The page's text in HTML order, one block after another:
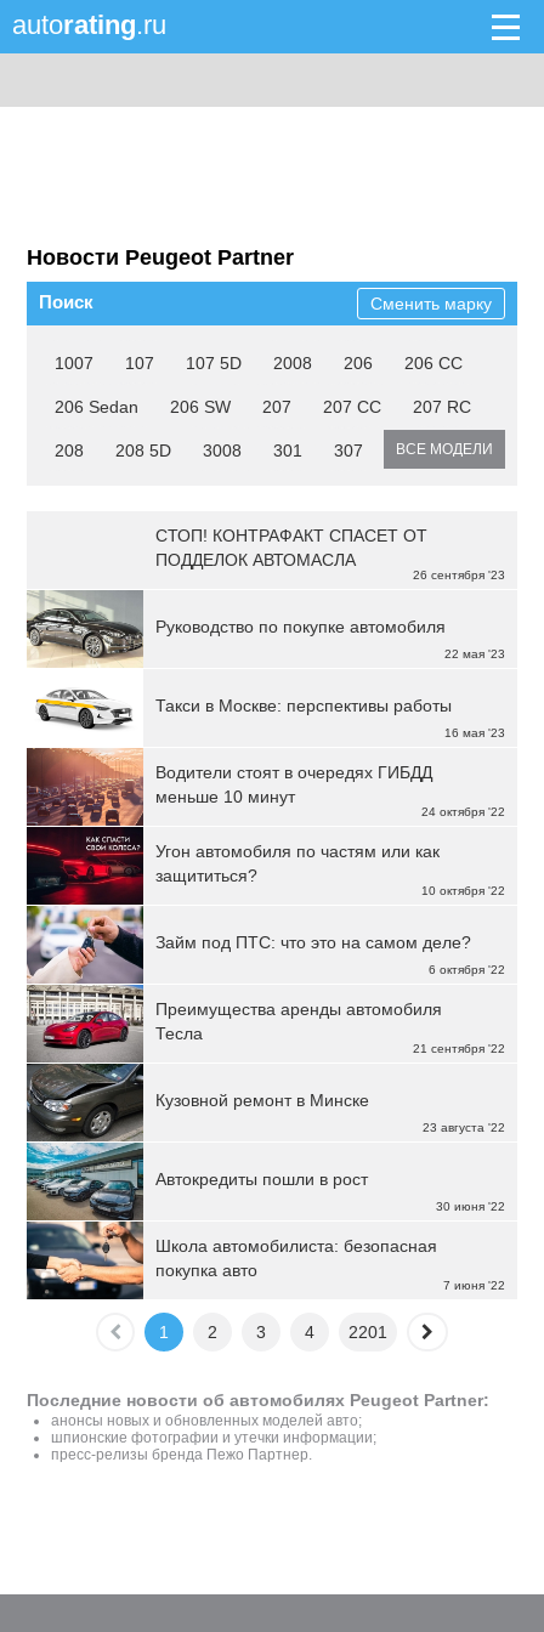
autorating.ru
Новости Peugeot Partner
Поиск Сменить марку
1007 107 107 5D 2008 206 206 CC
206 Sedan 206 SW 207 207 CC 207 RC
208 208 5D 3008 301 307 ВСЕ МОДЕЛИ
26 сентября '23
СТОП! КОНТРАФАКТ СПАСЕТ ОТ
ПОДДЕЛОК АВТОМАСЛА
22 мая '23
Руководство по покупке автомобиля
16 мая '23
Такси в Москве: перспективы работы
24 октября '22
Водители стоят в очередях ГИБДД
меньше 10 минут
10 октября '22
Угон автомобиля по частям или как
защититься?
6 октября '22
Займ под ПТС: что это на самом деле?
21 сентября '22
Преимущества аренды автомобиля
Тесла
23 августа '22
Кузовной ремонт в Минске
30 июня '22
Автокредиты пошли в рост
7 июня '22
Школа автомобилиста: безопасная
покупка авто
1 2 3 4 2201
Последние новости об автомобилях Peugeot Partner:
анонсы новых и обновленных моделей авто;
шпионские фотографии и утечки информации;
пресс-релизы бренда Пежо Партнер.